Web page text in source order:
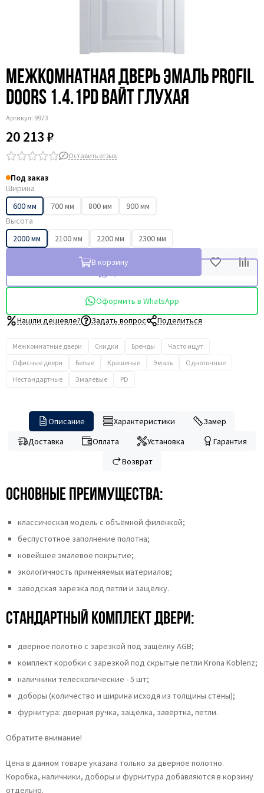
Межкомнатная дверь эмаль Profil
Doors 1.4.1PD вайт глухая
Артикул: 9973
20 213 ₽
Оставить отзыв
Под заказ
Ширина
600 мм
700 мм 800 мм
900 мм
Высота
2000 мм
2100 мм 2200 мм 2300 мм
В корзину
Оформить в WhatsApp
Нашли дешевле?
Задать вопрос Поделиться
Межкомнатные двери Скидки Бренды
Часто ищут
Офисные двери
Белые Крашеные Эмаль
Однотонные
Нестандартные
Эмалевые PD
Описание Характеристики
Замер
Доставка
Оплата Установка
Гарантия
Возврат
Основные преимущества:
классическая модель с объёмной филёнкой;
беспустотное заполнение полотна;
новейшее эмалевое покрытие;
экологичность применяемых материалов;
заводская зарезка под петли и защёлку.
Стандартный комплект двери:
дверное полотно с зарезкой под защёлку AGB;
комплект коробки с зарезкой под скрытые петли Krona Koblenz;
наличники телескопические - 5 шт;
доборы (количество и ширина исходя из толщины стены);
фурнитура: дверная ручка, защёлка, завёртка, петли.
Обратите внимание!
Цена в данном товаре указана только за дверное полотно.
Коробка, наличники, доборы и фурнитура добавляются в корзину
отдельно.